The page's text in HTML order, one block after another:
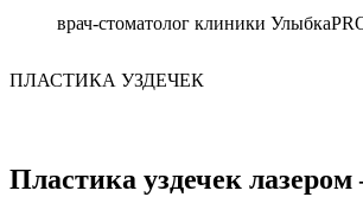
врач-стоматолог клиники
ПЛАСТИКА УЗДЕЧЕК
Пластика уздечек